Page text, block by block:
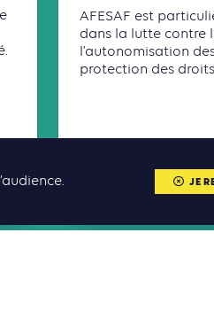
AFESAF est
dans la lutte contre
l’autonomisation
protection des
JE